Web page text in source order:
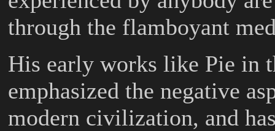
through the flamboyant
His early works like Pie in
emphasized the negative
modern civilization, and